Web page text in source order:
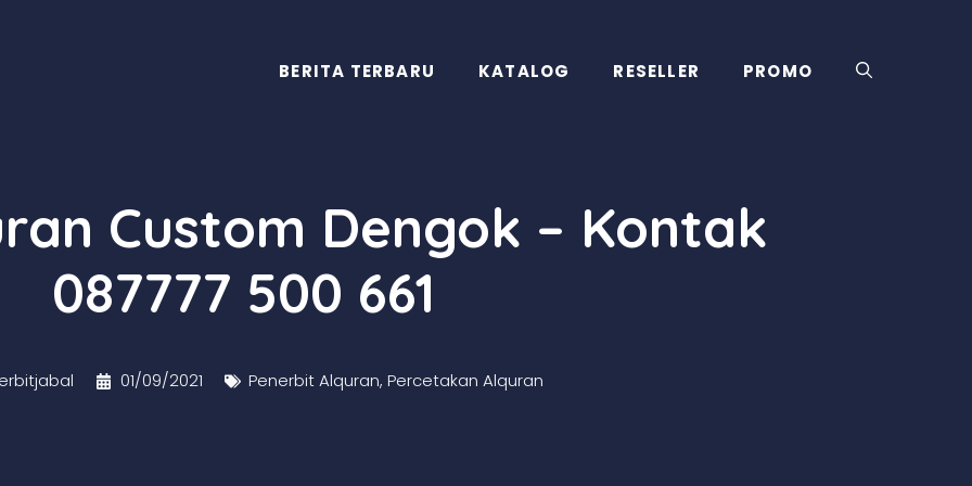
BERITA TERBARU KATALOG RESELLER PROMO
Custom Dengok – Kontak
087777 500 661
01/09/2021 Penerbit Alquran,Percetakan Alquran